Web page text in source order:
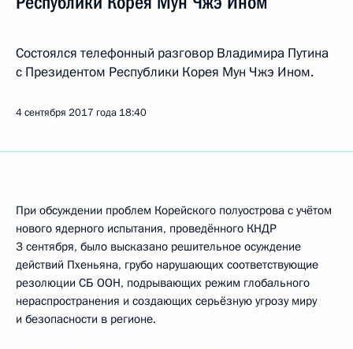
Состоялся телефонный разговор Владимира Путина
с Президентом Республики Корея Мун Чжэ Ином.
4 сентября 2017 года 18:40
При обсуждении проблем Корейского полуострова с учётом
нового ядерного испытания, проведённого КНДР
3 сентября, было высказано решительное осуждение
действий Пхеньяна, грубо нарушающих соответствующие
резолюции СБ ООН, подрывающих режим глобального
нераспространения и создающих серьёзную угрозу миру
и безопасности в регионе.